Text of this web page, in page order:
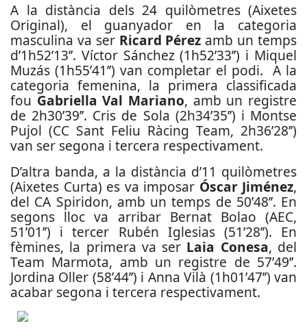
A la distància dels 24 quilòmetres (Aixetes
Original), el guanyador en la categoria
masculina va ser Ricard Pérez amb un temps
d’1h52’13’’. Víctor Sánchez (1h52’33’’) i Miquel
Muzás (1h55’41’’) van completar el podi. A la
categoria femenina, la primera classificada
fou Gabriella Val Mariano, amb un registre
de 2h30’39’’. Cris de Sola (2h34’35’’) i Montse
Pujol (CC Sant Feliu Ràcing Team, 2h36’28’’)
van ser segona i tercera respectivament.
D’altra banda, a la distància d’11 quilòmetres
(Aixetes Curta) es va imposar Óscar Jiménez,
del CA Spiridon, amb un temps de 50’48’’. En
segons lloc va arribar Bernat Bolao (AEC,
51’01’’) i tercer Rubén Iglesias (51’28’’). En
fèmines, la primera va ser Laia Conesa, del
Team Marmota, amb un registre de 57’49’’.
Jordina Oller (58’44’’) i Anna Vilà (1h01’47’’) van
acabar segona i tercera respectivament.